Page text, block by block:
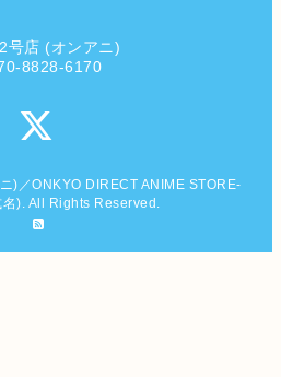
号店 (オンアニ)
8828-6170
)／ONKYO DIRECT ANIME STORE-
) . All Rights Reserved.